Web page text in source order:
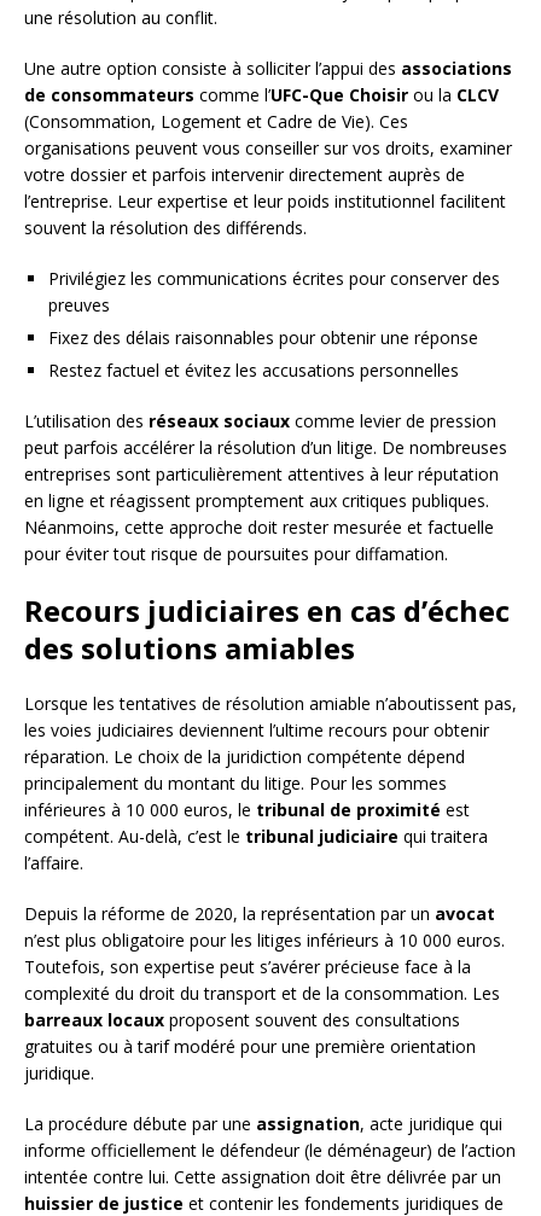
une résolution au conflit.
Une autre option consiste à solliciter l’appui des associations
de consommateurs comme l’UFC-Que Choisir ou la CLCV
(Consommation, Logement et Cadre de Vie). Ces
organisations peuvent vous conseiller sur vos droits, examiner
votre dossier et parfois intervenir directement auprès de
l’entreprise. Leur expertise et leur poids institutionnel facilitent
souvent la résolution des différends.
Privilégiez les communications écrites pour conserver des
preuves
Fixez des délais raisonnables pour obtenir une réponse
Restez factuel et évitez les accusations personnelles
L’utilisation des réseaux sociaux comme levier de pression
peut parfois accélérer la résolution d’un litige. De nombreuses
entreprises sont particulièrement attentives à leur réputation
en ligne et réagissent promptement aux critiques publiques.
Néanmoins, cette approche doit rester mesurée et factuelle
pour éviter tout risque de poursuites pour diffamation.
Recours judiciaires en cas d’échec
des solutions amiables
Lorsque les tentatives de résolution amiable n’aboutissent pas,
les voies judiciaires deviennent l’ultime recours pour obtenir
réparation. Le choix de la juridiction compétente dépend
principalement du montant du litige. Pour les sommes
inférieures à 10 000 euros, le tribunal de proximité est
compétent. Au-delà, c’est le tribunal judiciaire qui traitera
l’affaire.
Depuis la réforme de 2020, la représentation par un avocat
n’est plus obligatoire pour les litiges inférieurs à 10 000 euros.
Toutefois, son expertise peut s’avérer précieuse face à la
complexité du droit du transport et de la consommation. Les
barreaux locaux proposent souvent des consultations
gratuites ou à tarif modéré pour une première orientation
juridique.
La procédure débute par une assignation, acte juridique qui
informe officiellement le défendeur (le déménageur) de l’action
intentée contre lui. Cette assignation doit être délivrée par un
huissier de justice et contenir les fondements juridiques de